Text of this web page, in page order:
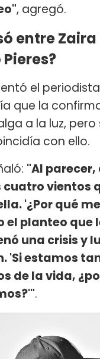
, agregó.
entre
el
que la
a la luz, pero
con ello.
"Al
cuatro vientos
'¿Por qué
el planteo que
una crisis y
'Si estamos
de la vida,
.